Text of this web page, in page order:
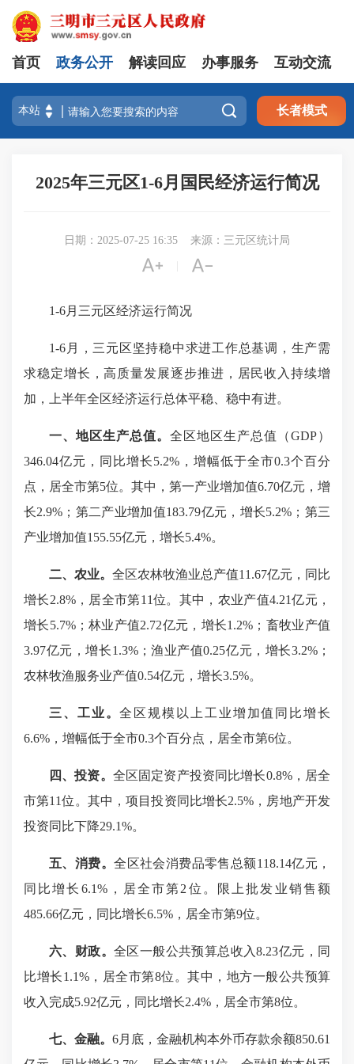
首页 政务公开 解读回应 办事服务 互动交流
 长者模式
2025年三元区1-6月国民经济运行简况
日期：2025-07-25 16:35 来源：三元区统计局
 
1-6月三元区经济运行简况
1-6月，三元区坚持稳中求进工作总基调，生产需
求稳定增长，高质量发展逐步推进，居民收入持续增
加，上半年全区经济运行总体平稳、稳中有进。
一、地区生产总值。 全区地区生产总值（GDP）
346.04亿元，同比增长5.2%，增幅低于全市0.3个百分
点，居全市第5位。其中，第一产业增加值6.70亿元，增
长2.9%；第二产业增加值183.79亿元，增长5.2%；第三
产业增加值155.55亿元，增长5.4%。
二、农业。 全区农林牧渔业总产值11.67亿元，同比
增长2.8%，居全市第11位。其中，农业产值4.21亿元，
增长5.7%；林业产值2.72亿元，增长1.2%；畜牧业产值
3.97亿元，增长1.3%；渔业产值0.25亿元，增长3.2%；
农林牧渔服务业产值0.54亿元，增长3.5%。
三、工业。全区规模以上工业增加值同比增长
6.6%，增幅低于全市0.3个百分点，居全市第6位。
四、投资。 全区固定资产投资同比增长0.8%，居全
市第11位。其中，项目投资同比增长2.5%，房地产开发
投资同比下降29.1%。
五、消费。全区社会消费品零售总额118.14亿元，
同比增长6.1%，居全市第2位。限上批发业销售额
485.66亿元，同比增长6.5%，居全市第9位。
六、财政。全区一般公共预算总收入8.23亿元，同
比增长1.1%，居全市第8位。其中，地方一般公共预算
收入完成5.92亿元，同比增长2.4%，居全市第8位。
七、金融。 6月底，金融机构本外币存款余额850.61